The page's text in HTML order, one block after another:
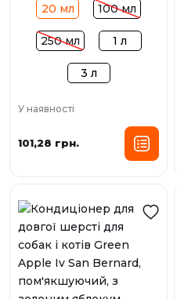
20 мл 100 мл
250 мл 1 л
3 л
У наявності
101,28 грн.